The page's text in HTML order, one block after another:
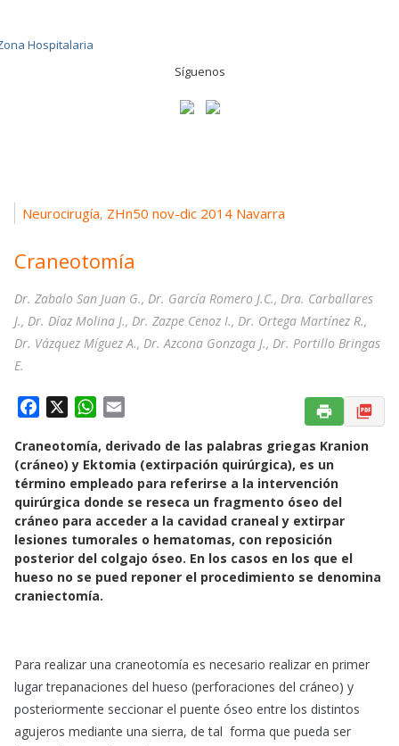
Síguenos
Neurocirugía, ZHn50 nov-dic 2014 Navarra
Craneotomía
Dr. Zabalo San Juan G., Dr. García Romero J.C., Dra. Carballares
J., Dr. Díaz Molina J., Dr. Zazpe Cenoz I., Dr. Ortega Martínez R.,
Dr. Vázquez Míguez A., Dr. Azcona Gonzaga J., Dr. Portillo Bringas
E.
c
e
b
o
o
k
W
a
t
s
A
p
p
a
i
l
Craneotomía, derivado de las palabras griegas Kranion
(cráneo) y Ektomia (extirpación quirúrgica), es un
término empleado para referirse a la intervención
quirúrgica donde se reseca un fragmento óseo del
cráneo para acceder a la cavidad craneal y extirpar
lesiones tumorales o hematomas, con reposición
posterior del colgajo óseo. En los casos en los que el
hueso no se pued reponer el procedimiento se denomina
craniectomía.
Para realizar una craneotomía es necesario realizar en primer
lugar trepanaciones del hueso (perforaciones del cráneo) y
posteriormente seccionar el puente óseo entre los distintos
agujeros mediante una sierra, de tal forma que pueda ser